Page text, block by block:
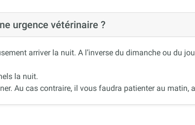
urgence vétérinaire ?
arriver la nuit. A l’inverse du dimanche ou du
la nuit.
Au cas contraire, il vous faudra patienter au matin,